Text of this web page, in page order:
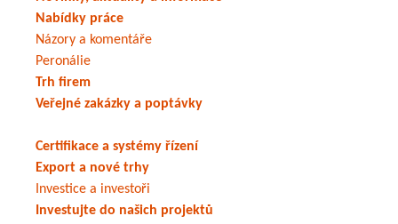
Nabídky práce
Názory a komentáře
Peronálie
Trh firem
Veřejné zakázky a poptávky
Certifikace a systémy řízení
Export a nové trhy
Investice a investoři
Investujte do našich projektů